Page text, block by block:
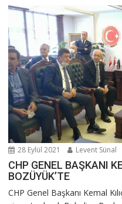
28 Eylül 2021 Levent Sünal
CHP GENEL BAŞKANI
BOZÜYÜK’TE
CHP Genel Başkanı Kemal